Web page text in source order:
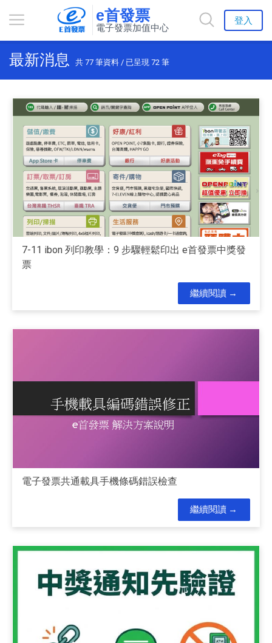
e首發票
電子發票加值中心
登入
最新消息 共 77 筆資料 / 已呈現 72 筆
7-11 ibon 列印教學：9 步驟輕鬆印出 e首發票中獎發
票
繼續閱讀
電子發票共通載具手機條碼錯誤檢查
繼續閱讀